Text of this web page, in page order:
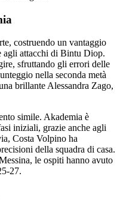
costruendo un vantaggio
agli attacchi di Bintu Diop.
sfruttando gli errori delle
nella seconda metà
brillante Alessandra Zago,
simile. Akademia è
iniziali, grazie anche agli
Costa Volpino ha
della squadra di casa.
le ospiti hanno avuto
27.